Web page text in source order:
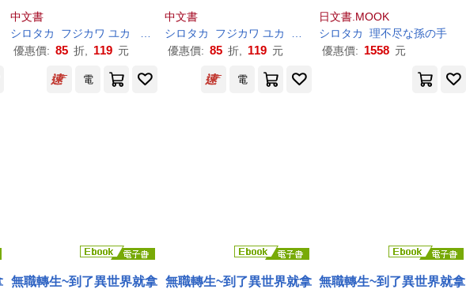
タカ
中文書
シロタカ
フジカワ ユカ 不尽な孫の手 小天野
優惠價: 85 折, 119 元
中文書
シロタカ
フジカワ ユカ 不尽な孫の手
小天野
優惠價: 85 折, 119 元
日文書.MOOK
シロタカ
理不尽な孫の手
優惠價: 1558 元
電 電
無職轉生~到了異世界就拿 無職轉生~到了異世界就拿 無職轉生~到了異世界就拿